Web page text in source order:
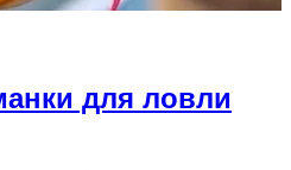
для ловли